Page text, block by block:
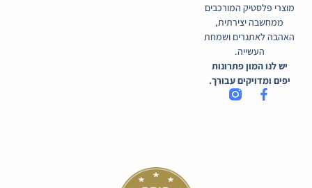
מוצרי פלסטיק המורכבים
ממחשבה יצירתית,
האהבה לאתגרים ושמחת
העשייה.
יש לנו המון פתרונות
יפים ומדויקים עבורך.